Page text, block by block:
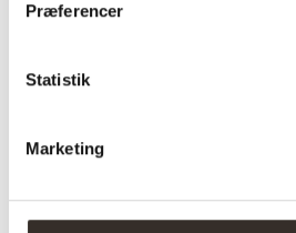
Præferencer
Statistik
Marketing
Vægt (brutto):
Sælges i pakker á: